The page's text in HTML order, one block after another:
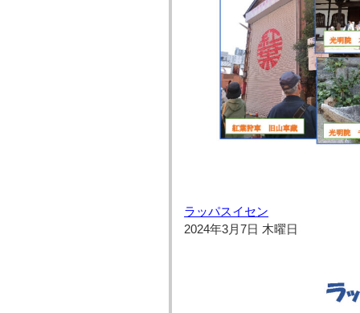
ラッパスイセン
2024年3月7日 木曜日